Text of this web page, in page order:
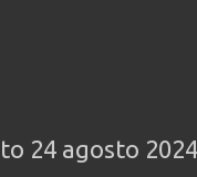
24 agosto 2024